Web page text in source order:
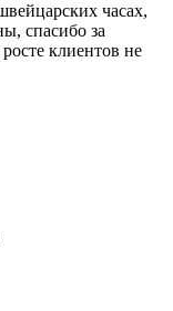
часах,
спасибо за
клиентов не